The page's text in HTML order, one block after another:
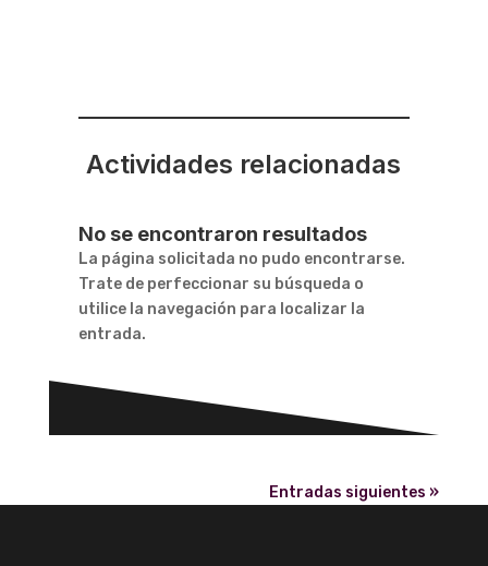
Actividades relacionadas
No se encontraron resultados
La página solicitada no pudo encontrarse.
Trate de perfeccionar su búsqueda o
utilice la navegación para localizar la
entrada.
Entradas siguientes »